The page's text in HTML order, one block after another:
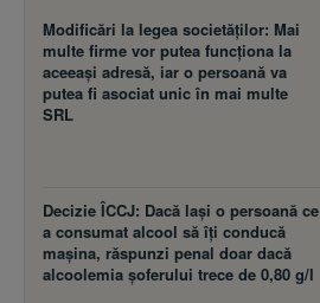
Modificări la legea societăţilor: Mai
multe firme vor putea funcţiona la
aceeaşi adresă, iar o persoană va
putea fi asociat unic în mai multe
SRL
Decizie ÎCCJ: Dacă laşi o persoană ce
a consumat alcool să îţi conducă
maşina, răspunzi penal doar dacă
alcoolemia şoferului trece de 0,80 g/l